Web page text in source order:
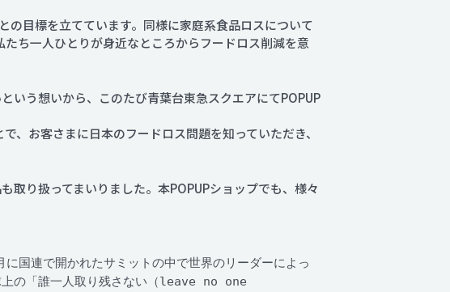
目標を立てています。同様に家庭系食品ロスについて
ち一人ひとりが身近なところからフードロス削減を意
いう想いから、このたび青葉台東急スクエアにてPOPUP
、お客さまに日本のフードロス問題を知っていただき、
取り扱ってまいりました。本POPUPショップでも、様々
連で開かれたサミットの中で世界のリーダーによっ
上の「誰一人取り残さない（leave no one